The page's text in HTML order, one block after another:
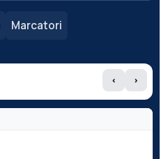
Marcatori
‹ ›